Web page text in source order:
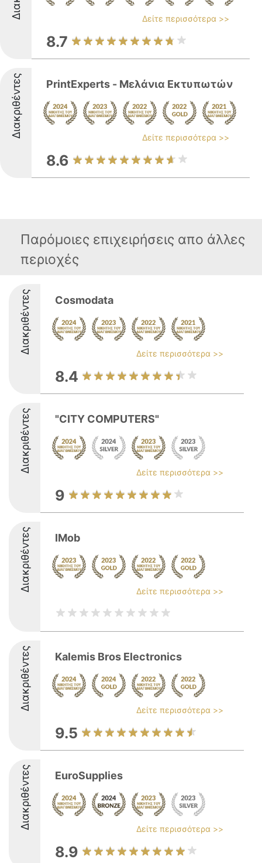
Δείτε περισσότερα >>
8.7
Διακριθέντες PrintExperts - Μελάνια Εκτυπωτών
Δείτε περισσότερα >>
8.6
Παρόμοιες επιχειρήσεις απο άλλες
περιοχές
Διακριθέντες Cosmodata
Δείτε περισσότερα >>
8.4
Διακριθέντες "CITY COMPUTERS"
Δείτε περισσότερα >>
9
Διακριθέντες IMob
Δείτε περισσότερα >>
Διακριθέντες Kalemis Bros Electronics
Δείτε περισσότερα >>
9.5
Διακριθέντες EuroSupplies
Δείτε περισσότερα >>
8.9